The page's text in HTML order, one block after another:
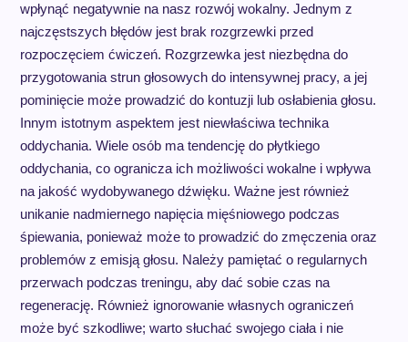
wpłynąć negatywnie na nasz rozwój wokalny. Jednym z
najczęstszych błędów jest brak rozgrzewki przed
rozpoczęciem ćwiczeń. Rozgrzewka jest niezbędna do
przygotowania strun głosowych do intensywnej pracy, a jej
pominięcie może prowadzić do kontuzji lub osłabienia głosu.
Innym istotnym aspektem jest niewłaściwa technika
oddychania. Wiele osób ma tendencję do płytkiego
oddychania, co ogranicza ich możliwości wokalne i wpływa
na jakość wydobywanego dźwięku. Ważne jest również
unikanie nadmiernego napięcia mięśniowego podczas
śpiewania, ponieważ może to prowadzić do zmęczenia oraz
problemów z emisją głosu. Należy pamiętać o regularnych
przerwach podczas treningu, aby dać sobie czas na
regenerację. Również ignorowanie własnych ograniczeń
może być szkodliwe; warto słuchać swojego ciała i nie